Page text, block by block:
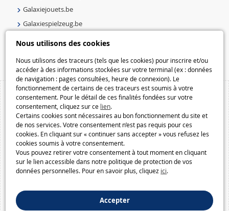
Nous utilisons des cookies
Nous utilisons des traceurs (tels que les cookies) pour inscrire et/ou
accéder à des informations stockées sur votre terminal (ex : données
de navigation : pages consultées, heure de connexion). Le
fonctionnement de certains de ces traceurs est soumis à votre
consentement. Pour le détail de ces finalités fondées sur votre
consentement, cliquez sur ce lien.
Certains cookies sont nécessaires au bon fonctionnement du site et
de nos services. Votre consentement n’est pas requis pour ces
cookies. En cliquant sur « continuer sans accepter » vous refusez les
cookies soumis à votre consentement.
Vous pouvez retirer votre consentement à tout moment en cliquant
sur le lien accessible dans notre politique de protection de vos
données personnelles. Pour en savoir plus, cliquez ici.
Accepter
Galaxiejouets.be
Galaxiespielzeug.be